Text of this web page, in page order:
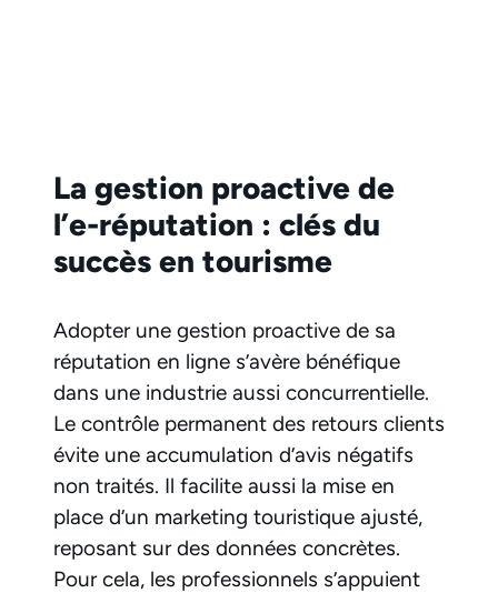
La gestion proactive de
l’e-réputation : clés du
succès en tourisme
Adopter une gestion proactive de sa
réputation en ligne s’avère bénéfique
dans une industrie aussi concurrentielle.
Le contrôle permanent des retours clients
évite une accumulation d’avis négatifs
non traités. Il facilite aussi la mise en
place d’un marketing touristique ajusté,
reposant sur des données concrètes.
Pour cela, les professionnels s’appuient